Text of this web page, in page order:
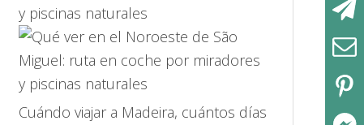
y piscinas naturales
Cuándo viajar a Madeira, cuántos días